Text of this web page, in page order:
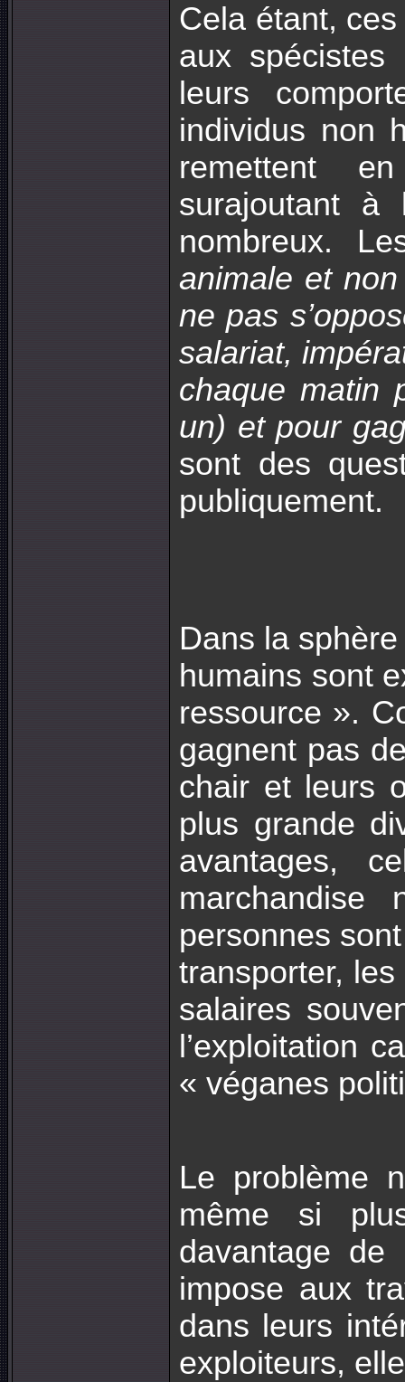
Cela étant,
aux
leurs
individus non
remettent
surajoutant à
nombreux.
animale et
ne pas
salariat,
chaque matin
un) et pour
sont des
publiquement.
Dans la
humains sont
ressource ».
gagnent pas
chair et leurs
plus grande
avantages,
personnes
transporter,
salaires
l’exploitation
« véganes
Le problème
même si
davantage
impose aux
dans leurs
exploiteurs,